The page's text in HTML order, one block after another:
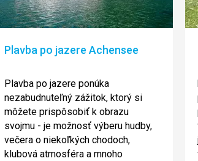
Plavba po jazere Achensee
Plavba po jazere ponúka
nezabudnuteľný zážitok, ktorý si
môžete prispôsobiť k obrazu
svojmu - je možnosť výberu hudby,
večera o niekoľkých chodoch,
klubová atmosféra a mnoho